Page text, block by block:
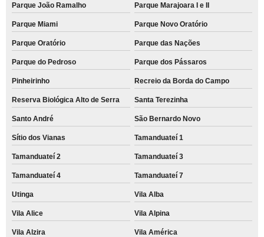
Parque João Ramalho Parque Marajoara I e II
Parque Miami Parque Novo Oratório
Parque Oratório Parque das Nações
Parque do Pedroso Parque dos Pássaros
Pinheirinho Recreio da Borda do Campo
Reserva Biológica Alto de Serra Santa Terezinha
Santo André São Bernardo Novo
Sítio dos Vianas Tamanduateí 1
Tamanduateí 2 Tamanduateí 3
Tamanduateí 4 Tamanduateí 7
Utinga Vila Alba
Vila Alice Vila Alpina
Vila Alzira Vila América